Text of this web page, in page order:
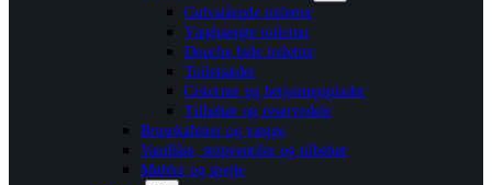
Gulvstående toiletter
Væghængte toiletter
Douche bide toiletter
Toiletsæder
Cisterner og betjeningsplader
Tilbehør og reservedele
Brusekabiner og vægge
Vandlåse, stopventiler og tilbehør
Møbler og spejle